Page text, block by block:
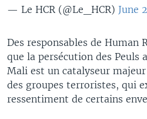
— Le HCR (@Le_HCR) June
Des responsables de Human
que la persécution des Peuls
Mali est un catalyseur
des groupes terroristes, qui
ressentiment de certains